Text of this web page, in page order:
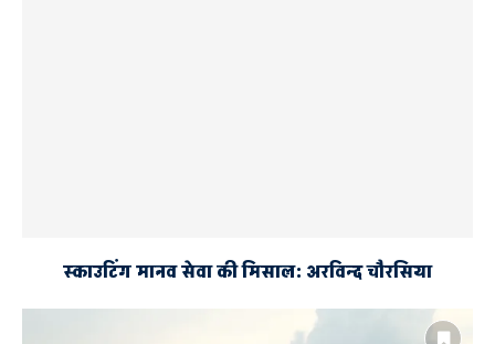
स्काउटिंग मानव सेवा की मिसाल: अरविन्द चौरसिया